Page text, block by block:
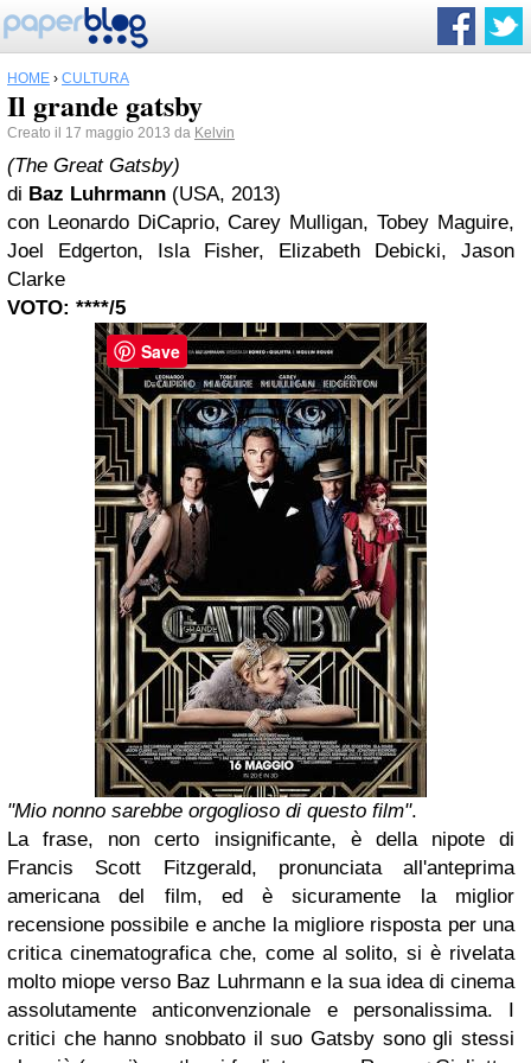
HOME › CULTURA
Il grande gatsby
Creato il 17 maggio 2013 da Kelvin
(The Great Gatsby)
di Baz Luhrmann (USA, 2013)
con Leonardo DiCaprio, Carey Mulligan, Tobey Maguire,
Joel Edgerton, Isla Fisher, Elizabeth Debicki, Jason
Clarke
VOTO: ****/5
"Mio nonno sarebbe orgoglioso di questo film".
La frase, non certo insignificante, è della nipote di
Francis Scott Fitzgerald, pronunciata all'anteprima
americana del film, ed è sicuramente la miglior
recensione possibile e anche la migliore risposta per una
critica cinematografica che, come al solito, si è rivelata
molto miope verso Baz Luhrmann e la sua idea di cinema
assolutamente anticonvenzionale e personalissima. I
critici che hanno snobbato il suo Gatsby sono gli stessi
Save